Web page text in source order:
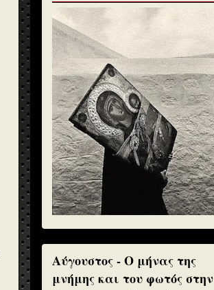
Αύγουστος - Ο μήνας της
μνήμης και του φωτός στην